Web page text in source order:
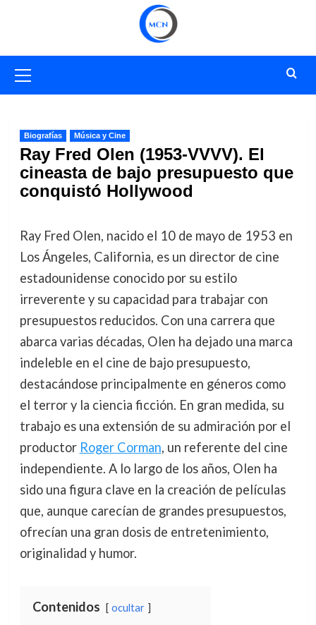
primario
Biografías Música y Cine
Ray Fred Olen (1953-VVVV). El
cineasta de bajo presupuesto que
conquistó Hollywood
Ray Fred Olen, nacido el 10 de mayo de 1953 en
Los Ángeles, California, es un director de cine
estadounidense conocido por su estilo
irreverente y su capacidad para trabajar con
presupuestos reducidos. Con una carrera que
abarca varias décadas, Olen ha dejado una marca
indeleble en el cine de bajo presupuesto,
destacándose principalmente en géneros como
el terror y la ciencia ficción. En gran medida, su
trabajo es una extensión de su admiración por el
productor Roger Corman, un referente del cine
independiente. A lo largo de los años, Olen ha
sido una figura clave en la creación de películas
que, aunque carecían de grandes presupuestos,
ofrecían una gran dosis de entretenimiento,
originalidad y humor.
Contenidos ocultar